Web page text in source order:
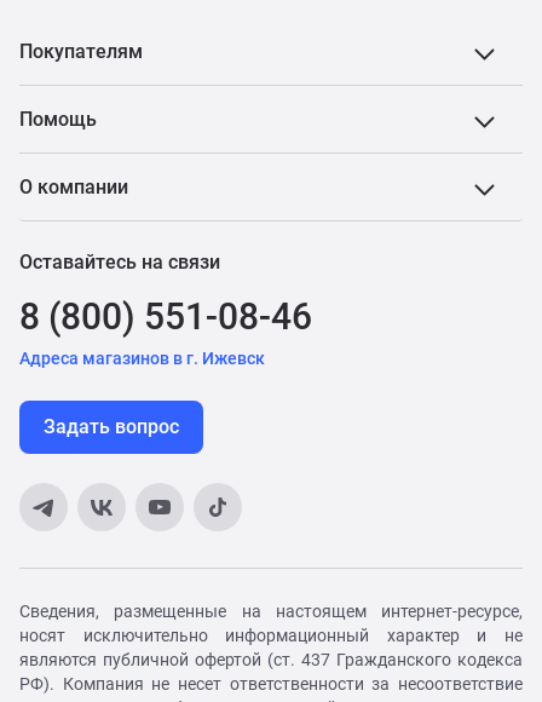
Покупателям
Помощь
О компании
Оставайтесь на связи
8 (800) 551-08-46
Адреса магазинов в г. Ижевск
Задать вопрос
Сведения, размещенные на настоящем интернет-ресурсе,
носят исключительно информационный характер и не
являются публичной офертой (ст. 437 Гражданского кодекса
РФ). Компания не несет ответственности за несоответствие